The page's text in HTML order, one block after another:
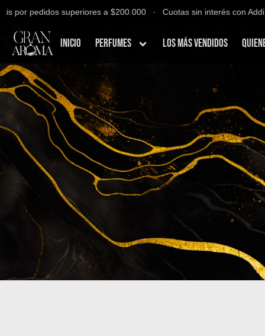
pedidos superiores a $200.000 ∙ Cuotas sin interés con Addi,
Inicio Perfumes Los Más Vendidos